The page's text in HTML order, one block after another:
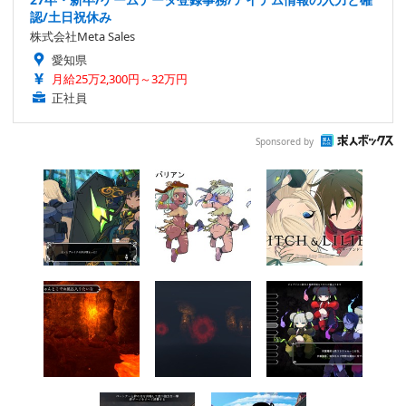
認/土日祝休み
株式会社Meta Sales
愛知県
月給25万2,300円～32万円
正社員
Sponsored by